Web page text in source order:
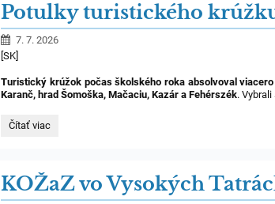
Potulky turistického
7. 7. 2026
[SK]
Turistický krúžok počas školského roka absolvoval
Karanč, hrad Šomoška, Mačaciu, Kazár a Fehérszék.
Potulky
Természetjáró
szakkör
Čítať viac
KOŽaZ vo Vysokých